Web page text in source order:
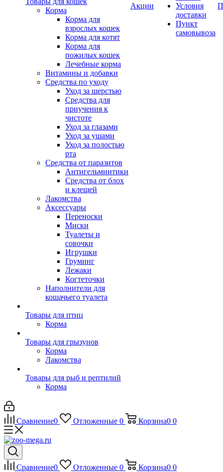
Корма
Корма для
взрослых кошек
Корма для котят
Корма для
пожилых кошек
Лечебные корма
Витамины и добавки
Средства по уходу
Уход за шерстью
Средства для
приучения к
чистоте
Уход за глазами
Уход за ушами
Уход за полостью
рта
Средства от паразитов
Антигельминтики
Средства от блох
и клещей
Лакомства
Аксессуары
Переноски
Миски
Туалеты и
совочки
Игрушки
Груминг
Лежаки
Когтеточки
Наполнители для
кошачьего туалета
Товары для птиц
Корма
Товары для грызунов
Корма
Лакомства
Товары для рыб и рептилий
Корма
Акции
Условия
доставки
Пункт
самовывоза
Сравнение0 Отложенные 0 Корзина0 0
Сравнение0 Отложенные 0 Корзина0 0